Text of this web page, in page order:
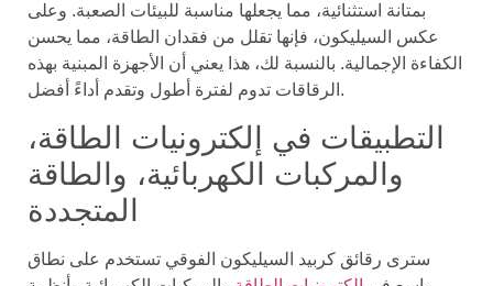
بمتانة استثنائية، مما يجعلها مناسبة للبيئات الصعبة. وعلى
عكس السيليكون، فإنها تقلل من فقدان الطاقة، مما يحسن
الكفاءة الإجمالية. بالنسبة لك، هذا يعني أن الأجهزة المبنية بهذه
الرقاقات تدوم لفترة أطول وتقدم أداءً أفضل.
التطبيقات في إلكترونيات الطاقة،
والمركبات الكهربائية، والطاقة
المتجددة
سترى رقائق كربيد السيليكون الفوقي تستخدم على نطاق